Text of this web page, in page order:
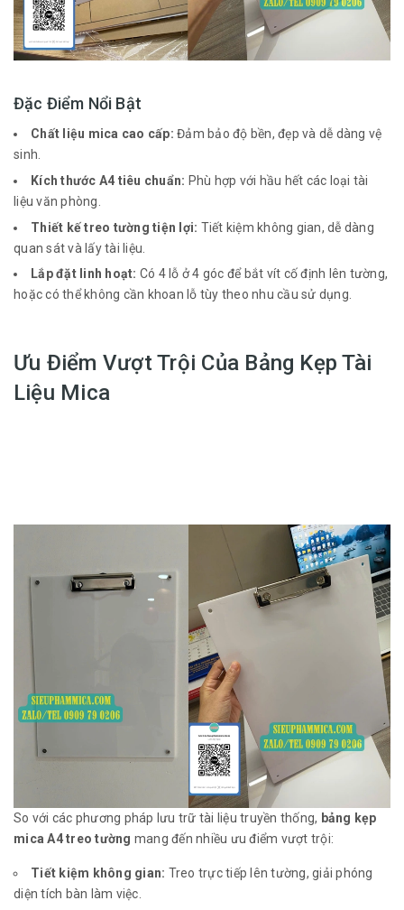
Đặc Điểm Nổi Bật
Chất liệu mica cao cấp: Đảm bảo độ bền, đẹp và dễ dàng vệ
sinh.
Kích thước A4 tiêu chuẩn: Phù hợp với hầu hết các loại tài
liệu văn phòng.
Thiết kế treo tường tiện lợi: Tiết kiệm không gian, dễ dàng
quan sát và lấy tài liệu.
Lắp đặt linh hoạt: Có 4 lỗ ở 4 góc để bắt vít cố định lên tường,
hoặc có thể không cần khoan lỗ tùy theo nhu cầu sử dụng.
Ưu Điểm Vượt Trội Của Bảng Kẹp Tài
Liệu Mica
So với các phương pháp lưu trữ tài liệu truyền thống, bảng kẹp
mica A4 treo tường mang đến nhiều ưu điểm vượt trội:
Tiết kiệm không gian: Treo trực tiếp lên tường, giải phóng
diện tích bàn làm việc.